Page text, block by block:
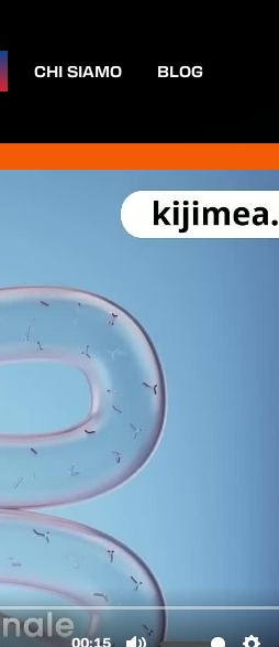
CHI SIAMO BLOG